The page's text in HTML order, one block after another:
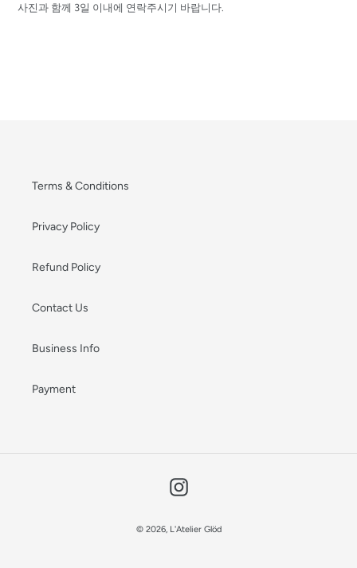
사진과 함께 3일 이내에 연락주시기 바랍니다.
Terms & Conditions
Privacy Policy
Refund Policy
Contact Us
Business Info
Payment
Instagram
© 2026, L'Atelier Glöd